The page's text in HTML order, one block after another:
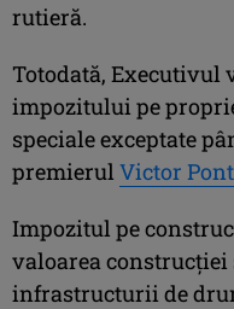
rutieră.
Totodată, Executivul
impozitului pe
speciale exceptate
premierul Victor
Impozitul pe
valoarea
infrastructurii de